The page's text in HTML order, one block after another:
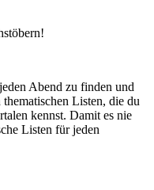
Abend zu finden und
Listen, die du
kennst. Damit es nie
Listen für jeden